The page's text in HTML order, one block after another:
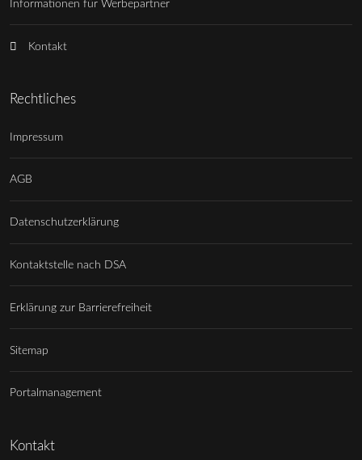
Informationen für Werbepartner
Kontakt
Rechtliches
Impressum
AGB
Datenschutzerklärung
Kontaktstelle nach DSA
Erklärung zur Barrierefreiheit
Sitemap
Portalmanagement
Kontakt